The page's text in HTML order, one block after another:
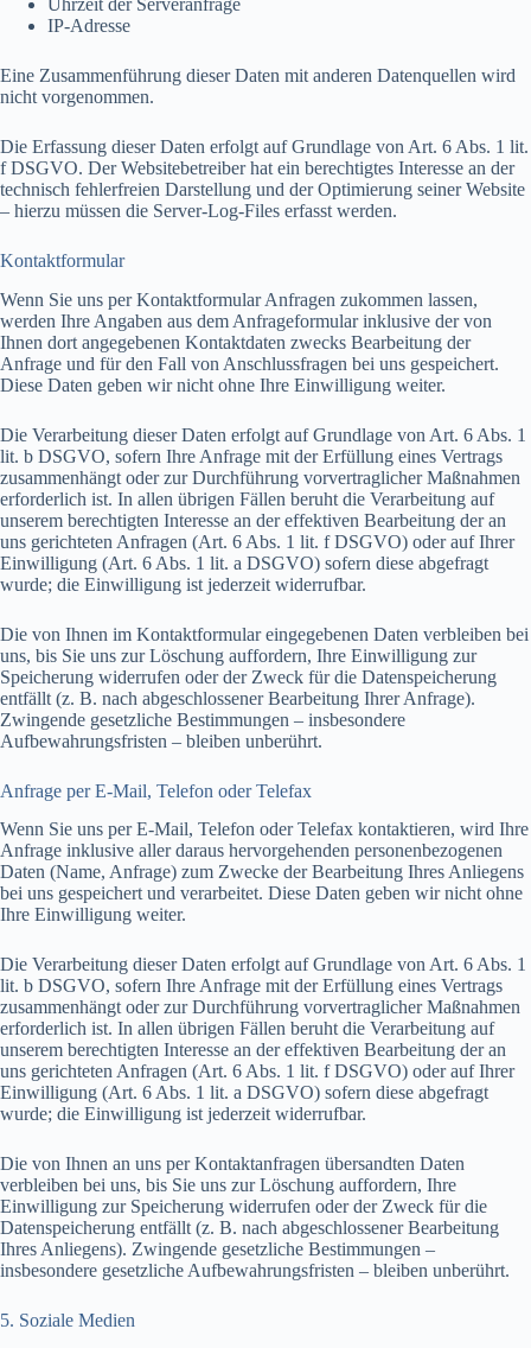
IP-Adresse
Eine Zusammenführung dieser Daten mit anderen Datenquellen wird
nicht vorgenommen.
Die Erfassung dieser Daten erfolgt auf Grundlage von Art. 6 Abs. 1 lit.
f DSGVO. Der Websitebetreiber hat ein berechtigtes Interesse an der
technisch fehlerfreien Darstellung und der Optimierung seiner Website
– hierzu müssen die Server-Log-Files erfasst werden.
Kontaktformular
Wenn Sie uns per Kontaktformular Anfragen zukommen lassen,
werden Ihre Angaben aus dem Anfrageformular inklusive der von
Ihnen dort angegebenen Kontaktdaten zwecks Bearbeitung der
Anfrage und für den Fall von Anschlussfragen bei uns gespeichert.
Diese Daten geben wir nicht ohne Ihre Einwilligung weiter.
Die Verarbeitung dieser Daten erfolgt auf Grundlage von Art. 6 Abs. 1
lit. b DSGVO, sofern Ihre Anfrage mit der Erfüllung eines Vertrags
zusammenhängt oder zur Durchführung vorvertraglicher Maßnahmen
erforderlich ist. In allen übrigen Fällen beruht die Verarbeitung auf
unserem berechtigten Interesse an der effektiven Bearbeitung der an
uns gerichteten Anfragen (Art. 6 Abs. 1 lit. f DSGVO) oder auf Ihrer
Einwilligung (Art. 6 Abs. 1 lit. a DSGVO) sofern diese abgefragt
wurde; die Einwilligung ist jederzeit widerrufbar.
Die von Ihnen im Kontaktformular eingegebenen Daten verbleiben bei
uns, bis Sie uns zur Löschung auffordern, Ihre Einwilligung zur
Speicherung widerrufen oder der Zweck für die Datenspeicherung
entfällt (z. B. nach abgeschlossener Bearbeitung Ihrer Anfrage).
Zwingende gesetzliche Bestimmungen – insbesondere
Aufbewahrungsfristen – bleiben unberührt.
Anfrage per E-Mail, Telefon oder Telefax
Wenn Sie uns per E-Mail, Telefon oder Telefax kontaktieren, wird Ihre
Anfrage inklusive aller daraus hervorgehenden personenbezogenen
Daten (Name, Anfrage) zum Zwecke der Bearbeitung Ihres Anliegens
bei uns gespeichert und verarbeitet. Diese Daten geben wir nicht ohne
Ihre Einwilligung weiter.
Die Verarbeitung dieser Daten erfolgt auf Grundlage von Art. 6 Abs. 1
lit. b DSGVO, sofern Ihre Anfrage mit der Erfüllung eines Vertrags
zusammenhängt oder zur Durchführung vorvertraglicher Maßnahmen
erforderlich ist. In allen übrigen Fällen beruht die Verarbeitung auf
unserem berechtigten Interesse an der effektiven Bearbeitung der an
uns gerichteten Anfragen (Art. 6 Abs. 1 lit. f DSGVO) oder auf Ihrer
Einwilligung (Art. 6 Abs. 1 lit. a DSGVO) sofern diese abgefragt
wurde; die Einwilligung ist jederzeit widerrufbar.
Die von Ihnen an uns per Kontaktanfragen übersandten Daten
verbleiben bei uns, bis Sie uns zur Löschung auffordern, Ihre
Einwilligung zur Speicherung widerrufen oder der Zweck für die
Datenspeicherung entfällt (z. B. nach abgeschlossener Bearbeitung
Ihres Anliegens). Zwingende gesetzliche Bestimmungen –
insbesondere gesetzliche Aufbewahrungsfristen – bleiben unberührt.
5. Soziale Medien